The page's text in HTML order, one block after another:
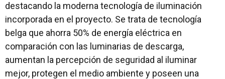
destacando la moderna tecnología de iluminación
incorporada en el proyecto. Se trata de tecnología
belga que ahorra 50% de energía eléctrica en
comparación con las luminarias de descarga,
aumentan la percepción de seguridad al iluminar
mejor, protegen el medio ambiente y poseen una